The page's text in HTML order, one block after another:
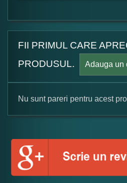
FII PRIMUL CARE
PRODUSUL.
Adauga un
Formular pareri client
Numele dumneavoastra:
Nu sunt pareri pentru acest